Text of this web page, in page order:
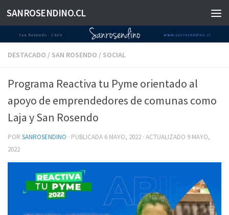
Saltar al contenido
SANROSENDINO.CL
DESTACADO / SAN ROSENDO / SOCIAL
Programa Reactiva tu Pyme orientado al
apoyo de emprendedores de comunas como
Laja y San Rosendo
POR SANROSENDINO · PUBLICADA 6 MAYO, 2022 · ACTUALIZADO 9 MAYO,
2022